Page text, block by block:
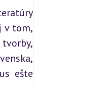
v tom,
ešte